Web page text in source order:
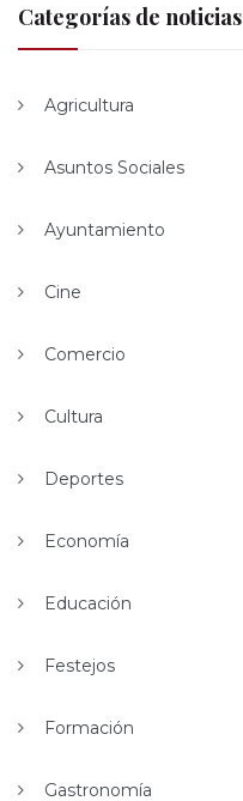
Categorías de noticias
Agricultura
Asuntos Sociales
Ayuntamiento
Cine
Comercio
Cultura
Deportes
Economía
Educación
Festejos
Formación
Gastronomía